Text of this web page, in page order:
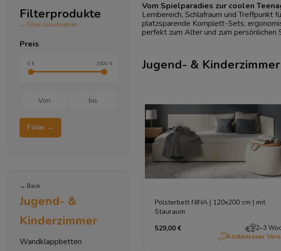
Filterprodukte
→ Filter zurücksetzen
Preis
0 € 3500 €
Filter →
→ Back
Jugend- &
Kinderzimmer
Wandklappbetten
Vom Spielparadies zur coolen
Lernbereich, Schlafraum und Treffpunkt
platzsparende Komplett-Sets,
perfekt zum Alter und zum persönlichen
Jugend- & Kinderzimmer
Polsterbett NINA | 120x200 cm | mit
Stauraum
529,00 €
2–3
Kostenloser